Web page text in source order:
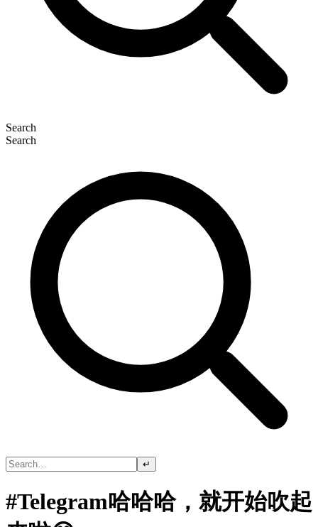
Search
Search
↵
#Telegram哈哈哈，就开始吹起